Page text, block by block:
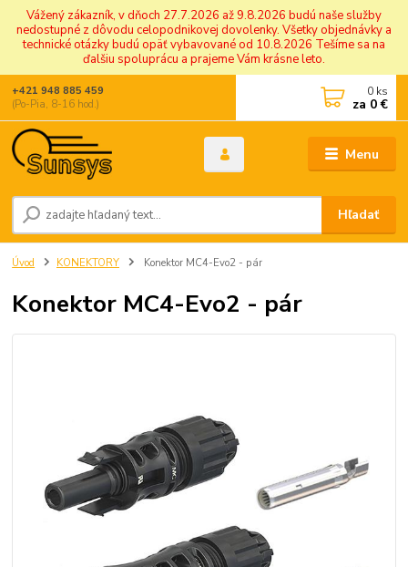
Vážený zákazník, v dňoch 27.7.2026 až 9.8.2026 budú naše služby
nedostupné z dôvodu celopodnikovej dovolenky. Všetky objednávky a
technické otázky budú opäť vybavované od 10.8.2026 Tešíme sa na
ďalšiu spoluprácu a prajeme Vám krásne leto.
Menu
Hľadať
+421 948 885 459
(Po-Pia, 8-16 hod.)
0 ks
za 0 €
Úvod KONEKTORY Konektor MC4-Evo2 - pár
Konektor MC4-Evo2 - pár